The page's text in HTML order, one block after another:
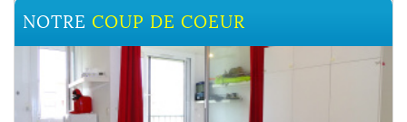
NOTRE COUP DE COEUR
NOTRE COUP DE COEUR